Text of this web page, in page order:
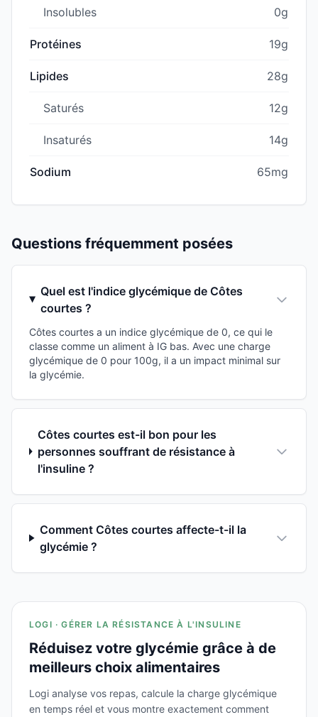
Insolubles 0g
Protéines 19g
Lipides 28g
Saturés 12g
Insaturés 14g
Sodium 65mg
Questions fréquemment posées
Quel est l'indice glycémique de Côtes
courtes ?
Côtes courtes a un indice glycémique de 0, ce qui le
classe comme un aliment à IG bas. Avec une charge
glycémique de 0 pour 100g, il a un impact minimal sur
la glycémie.
Côtes courtes est-il bon pour les
personnes souffrant de résistance à
l'insuline ?
Comment Côtes courtes affecte-t-il la
glycémie ?
LOGI · GÉRER LA RÉSISTANCE À L'INSULINE
Réduisez votre glycémie grâce à de
meilleurs choix alimentaires
Logi analyse vos repas, calcule la charge glycémique
en temps réel et vous montre exactement comment